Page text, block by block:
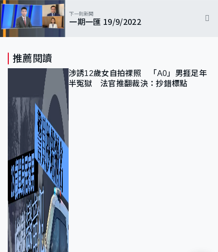
下一則新聞
一期一匯 19/9/2022
推薦閱讀
涉誘12歲女自拍祼照 「A0」男捱足年
半冤獄 法官推翻裁決：抄錯標點